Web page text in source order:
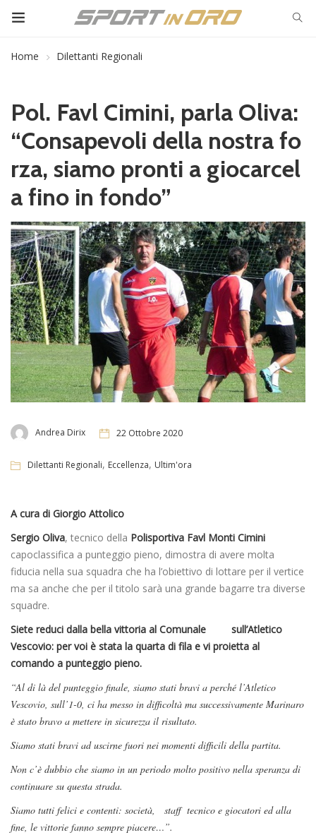
Home Dilettanti Regionali
Pol. Favl Cimini, parla Oliva:
“Consapevoli della nostra fo
rza, siamo pronti a giocarcel
a fino in fondo”
Andrea Dirix 22 Ottobre 2020
Dilettanti Regionali, Eccellenza, Ultim'ora
A cura di Giorgio Attolico
Sergio Oliva, tecnico della Polisportiva Favl Monti Cimini
capoclassifica a punteggio pieno, dimostra di avere molta
fiducia nella sua squadra che ha l’obiettivo di lottare per il vertice
ma sa anche che per il titolo sarà una grande bagarre tra diverse
squadre.
Siete reduci dalla bella vittoria al Comunale sull’Atletico
Vescovio: per voi è stata la quarta di fila e vi proietta al
comando a punteggio pieno.
“Al di là del punteggio finale, siamo stati bravi a perché l’Atletico
Vescovio, sull’1-0, ci ha messo in difficoltà ma successivamente Marinaro
è stato bravo a mettere in sicurezza il risultato.
Siamo stati bravi ad uscirne fuori nei momenti difficili della partita.
Non c’è dubbio che siamo in un periodo molto positivo nella speranza di
continuare su questa strada.
Siamo tutti felici e contenti: società, staff tecnico e giocatori ed alla
fine, le vittorie fanno sempre piacere…”.